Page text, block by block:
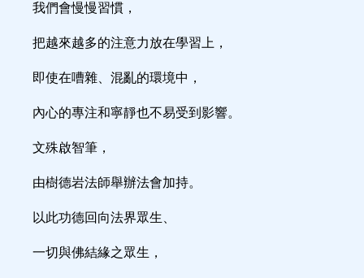
我們會慢慢習慣，
把越來越多的注意力放在學習上，
即使在嘈雜、混亂的環境中，
內心的專注和寧靜也不易受到影響。
文殊啟智筆，
由樹德岩法師舉辦法會加持。
以此功德回向法界眾生、
一切與佛結緣之眾生，